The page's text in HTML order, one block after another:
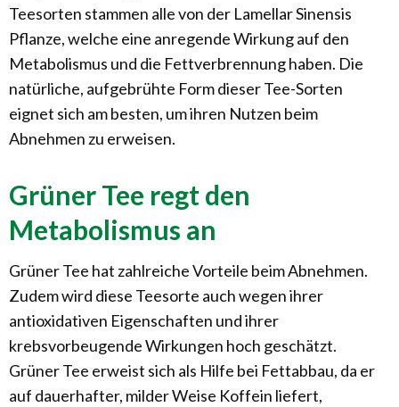
Teesorten stammen alle von der Lamellar Sinensis
Pflanze, welche eine anregende Wirkung auf den
Metabolismus und die Fettverbrennung haben. Die
natürliche, aufgebrühte Form dieser Tee-Sorten
eignet sich am besten, um ihren Nutzen beim
Abnehmen zu erweisen.
Grüner Tee regt den
Metabolismus an
Grüner Tee hat zahlreiche Vorteile beim Abnehmen.
Zudem wird diese Teesorte auch wegen ihrer
antioxidativen Eigenschaften und ihrer
krebsvorbeugende Wirkungen hoch geschätzt.
Grüner Tee erweist sich als Hilfe bei Fettabbau, da er
auf dauerhafter, milder Weise Koffein liefert,